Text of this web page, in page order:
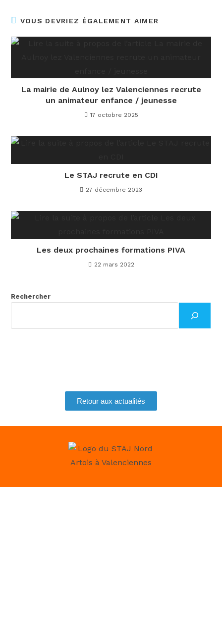
VOUS DEVRIEZ ÉGALEMENT AIMER
La mairie de Aulnoy lez Valenciennes recrute
un animateur enfance / jeunesse
17 octobre 2025
Le STAJ recrute en CDI
27 décembre 2023
Les deux prochaines formations PIVA
22 mars 2022
Rechercher
Retour aux actualités